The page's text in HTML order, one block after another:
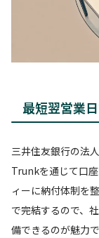
最短翌営業
三井住友銀行の法
Trunkを通じて口
ィーに納付体制を
で完結するので、
備できるのが魅力で